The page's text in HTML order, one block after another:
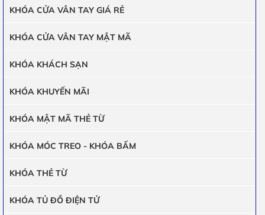
KHÓA CỬA VÂN TAY GIÁ RẺ
KHÓA CỬA VÂN TAY MẬT MÃ
KHÓA KHÁCH SẠN
KHÓA KHUYẾN MÃI
KHÓA MẬT MÃ THẺ TỪ
KHÓA MÓC TREO - KHÓA BẤM
KHÓA THẺ TỪ
KHÓA TỦ ĐỒ ĐIỆN TỬ